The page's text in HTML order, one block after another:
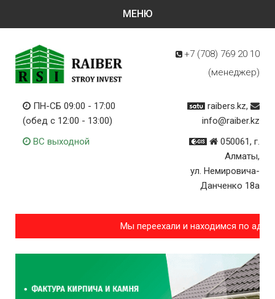
+7 (708) 769 20 10
(менеджер)
ПН-СБ 09:00 - 17:00
(обед с 12:00 - 13:00)
ВС выходной
raibers.kz,
info@raiber.kz
050061, г.
Алматы,
ул. Немировича-
Данченко 18а
Мы переехали и находимся по